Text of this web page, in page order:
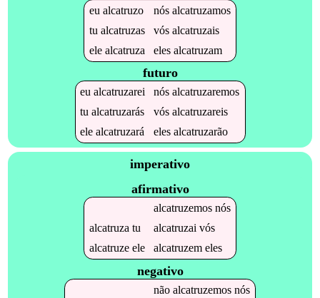
eu alcatruzo nós alcatruzamos
tu alcatruzas vós alcatruzais
ele alcatruza eles alcatruzam
futuro
eualcatruzarei nósalcatruzaremos
tualcatruzarás vósalcatruzareis
elealcatruzará elesalcatruzarão
imperativo
afirmativo
alcatruzemosnós
alcatruza tu alcatruzai vós
alcatruzeele alcatruzemeles
negativo
não alcatruzemosnós